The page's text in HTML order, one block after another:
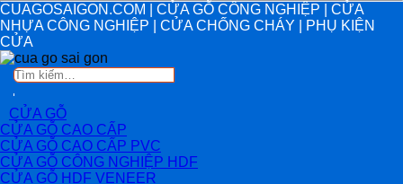
CUAGOSAIGON.COM | CỬA GỖ CÔNG NGHIỆP | CỬA
NHỰA CÔNG NGHIỆP | CỬA CHỐNG CHÁY | PHỤ KIỆN
CỬA
Tìm
CỬA GỖ
CỬA GỖ CAO CẤP
CỬA GỖ CAO CẤP PVC
CỬA GỖ CÔNG NGHIỆP HDF
CỬA GỖ HDF VENEER